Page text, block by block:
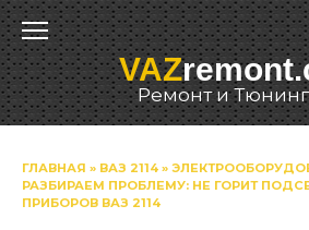
Перейти
к
содержаниюVAZ
Ремонт и
ГЛАВНАЯ » ВАЗ 2114 »
РАЗБИРАЕМ ПРОБЛЕМУ: НЕ ГОРИТ
ПРИБОРОВ ВАЗ 2114